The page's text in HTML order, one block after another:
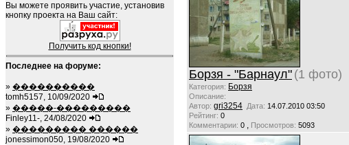
Вы можете проявить участие, установив
кнопку проекта на Ваш сайт:
Получить код кнопки!
Последнее на форуме:
» ����������
tomh5157, 10/09/2020
» �����-���������
Finley11-, 24/08/2020
» ��������� ������
jonessimon050, 19/08/2020
Борзя - "Барнаул" (1 фото)
Категория: Борзя
Описание:
Автор: gri3254 Дата: 14.07.2010 03:50
Рейтинг: 0
Комментарии: 0 , Просмотров: 5093